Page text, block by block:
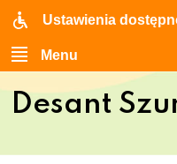
Ustawienia
Menu
Desant